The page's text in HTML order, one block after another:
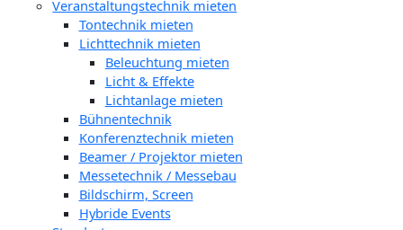
Veranstaltungstechnik mieten
Tontechnik mieten
Lichttechnik mieten
Beleuchtung mieten
Licht & Effekte
Lichtanlage mieten
Bühnentechnik
Konferenztechnik mieten
Beamer / Projektor mieten
Messetechnik / Messebau
Bildschirm, Screen
Hybride Events